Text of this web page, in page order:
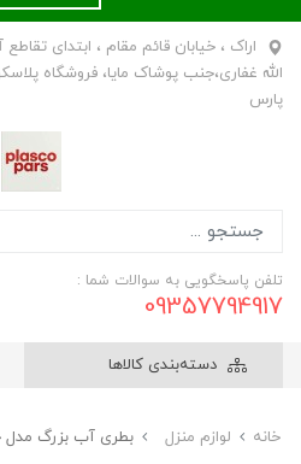
اراک ، خیابان قائم مقام ، ابتدای
الله غفاری،جنب پوشاک مایا، فروشگاه
پارس
تلفن پاسخگویی به سوالات شما :
09357794917
دسته‌بندی کالاها
خانه لوازم منزل بطری آب بزرگ مدل